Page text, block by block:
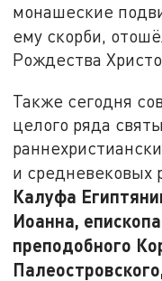
монашеские
ему скорби,
Рождества
Также сегодня
целого ряда
и средневековых
Калуфа
Иоанна,
преподобного